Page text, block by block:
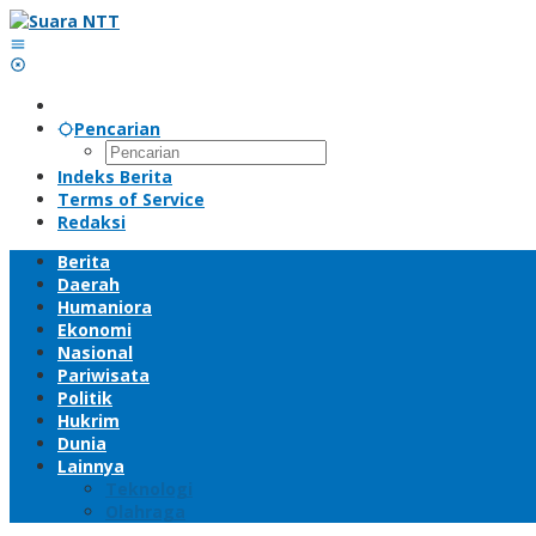
Lewati
ke
konten
Pencarian
Indeks Berita
Terms of Service
Redaksi
Berita
Daerah
Humaniora
Ekonomi
Nasional
Pariwisata
Politik
Hukrim
Dunia
Lainnya
Teknologi
Olahraga